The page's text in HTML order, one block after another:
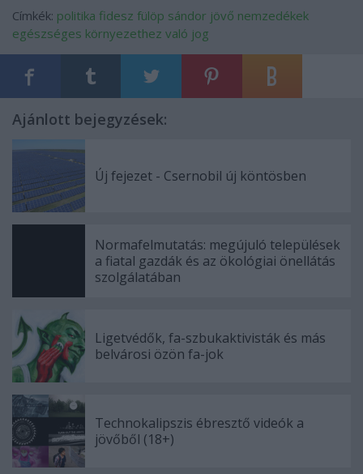
Címkék: politika fidesz fülöp sándor jövő nemzedékek
egészséges környezethez való jog
Ajánlott bejegyzések:
Új fejezet - Csernobil új köntösben
Normafelmutatás: megújuló települések
a fiatal gazdák és az ökológiai önellátás
szolgálatában
Ligetvédők, fa-szbukaktivisták és más
belvárosi özön fa-jok
Technokalipszis ébresztő videók a
jövőből (18+)